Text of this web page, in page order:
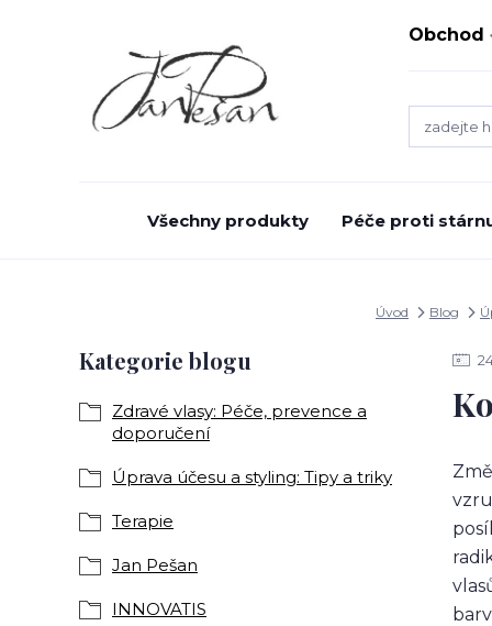
Obchod
Všechny produkty Péče proti
Úvod Blog
Kategorie blogu
Zdravé vlasy: Péče, prevence a
doporučení
Úprava účesu a styling: Tipy a triky
Terapie
Jan Pešan
INNOVATIS